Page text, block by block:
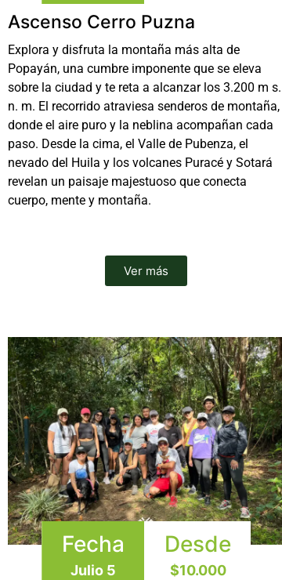
Ascenso Cerro Puzna
Explora y disfruta la montaña más alta de
Popayán, una cumbre imponente que se eleva
sobre la ciudad y te reta a alcanzar los 3.200 m s.
n. m. El recorrido atraviesa senderos de montaña,
donde el aire puro y la neblina acompañan cada
paso. Desde la cima, el Valle de Pubenza, el
nevado del Huila y los volcanes Puracé y Sotará
revelan un paisaje majestuoso que conecta
cuerpo, mente y montaña.
Ver más
Fecha
Julio 5
Desde
$10.000